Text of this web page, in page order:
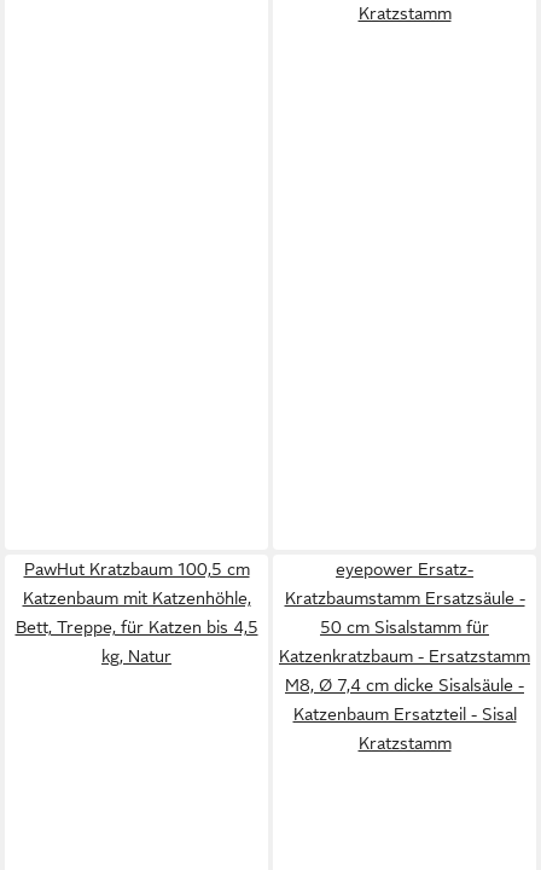
Kratzstamm
PawHut Kratzbaum 100,5 cm
Katzenbaum mit Katzenhöhle,
Bett, Treppe, für Katzen bis 4,5
kg, Natur
eyepower Ersatz-
Kratzbaumstamm Ersatzsäule -
50 cm Sisalstamm für
Katzenkratzbaum - Ersatzstamm
M8, Ø 7,4 cm dicke Sisalsäule -
Katzenbaum Ersatzteil - Sisal
Kratzstamm